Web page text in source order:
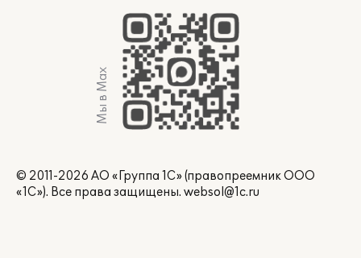
Мы в Max
© 2011-2026 АО «Группа 1С» (правопреемник ООО
«1С»). Все права защищены. websol@1c.ru